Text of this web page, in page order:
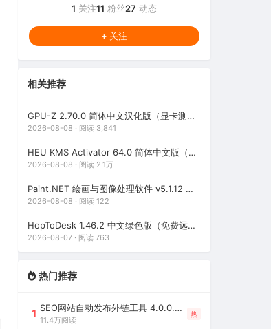
1 关注11 粉丝27 动态
+ 关注
相关推荐
GPU-Z 2.70.0 简体中文汉化版（显卡测试专业的软件）
2026-08-08 · 阅读 3,841
HEU KMS Activator 64.0 简体中文版（支持激活最新版Windows/Office离线永久激活）
2026-08-08 · 阅读 2.1万
Paint.NET 绘画与图像处理软件 v5.1.12 官方版（Windows 免费开源图像编辑工具）
2026-08-08 · 阅读 122
HopToDesk 1.46.2 中文绿色版（免费远程协助工具）
2026-08-07 · 阅读 763
热门推荐
1 SEO网站自动发布外链工具 4.0.0.0 吾乐吧优化版（智能代理狂刷外链）
11.4万阅读
热